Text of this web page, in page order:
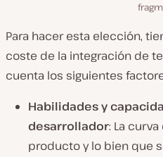
Para hacer esta elección,
coste de la integración de
cuenta los siguientes
Habilidades y
desarrollador: La
producto y lo bien que